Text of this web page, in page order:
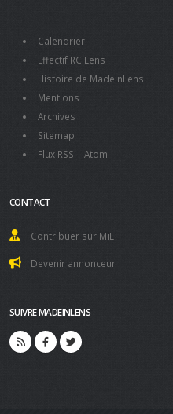
Calendrier
Effectif RC Lens
Histoire de MadeInLens
Mentions
Archives
Sitemap
Flux RSS | Atom
CONTACT
Contribuer sur MiL
Devenir annonceur
SUIVRE MADEINLENS